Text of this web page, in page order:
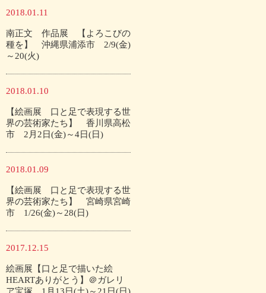
2018.01.11
南正文 作品展 【よろこびの
種を】 沖縄県浦添市 2/9(金)
～20(火)
2018.01.10
【絵画展 口と足で表現する世
界の芸術家たち】 香川県高松
市 2月2日(金)～4日(日)
2018.01.09
【絵画展 口と足で表現する世
界の芸術家たち】 宮崎県宮崎
市 1/26(金)～28(日)
2017.12.15
絵画展【口と足で描いた絵
HEARTありがとう】＠ガレリ